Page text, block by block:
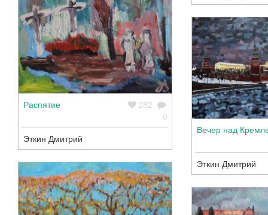
Распятие
282
0
Эткин Дмитрий
Вечер над
Эткин Дмитрий